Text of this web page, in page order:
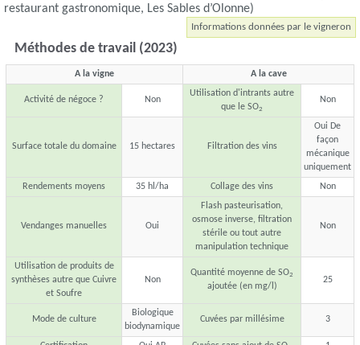
restaurant gastronomique, Les Sables d’Olonne)
Informations données par le vigneron
Méthodes de travail (2023)
A la vigne A la cave
Activité de négoce ? Non
Utilisation d'intrants autre
que le SO2
Non
Surface totale du domaine 15 hectares Filtration des vins
Oui De
façon
mécanique
uniquement
Rendements moyens
35 hl/ha Collage des vins Non
Vendanges manuelles Oui
Flash pasteurisation,
osmose inverse, filtration
stérile ou tout autre
manipulation technique
Non
Utilisation de produits de
synthèses autre que Cuivre
et Soufre
Non
Quantité moyenne de SO2
ajoutée (en mg/l)
25
Mode de culture
Biologique
biodynamique
Cuvées par millésime 3